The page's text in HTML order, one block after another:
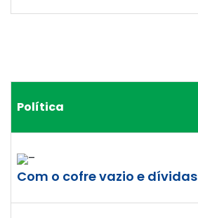
Política
–
Com o cofre vazio e dívidas